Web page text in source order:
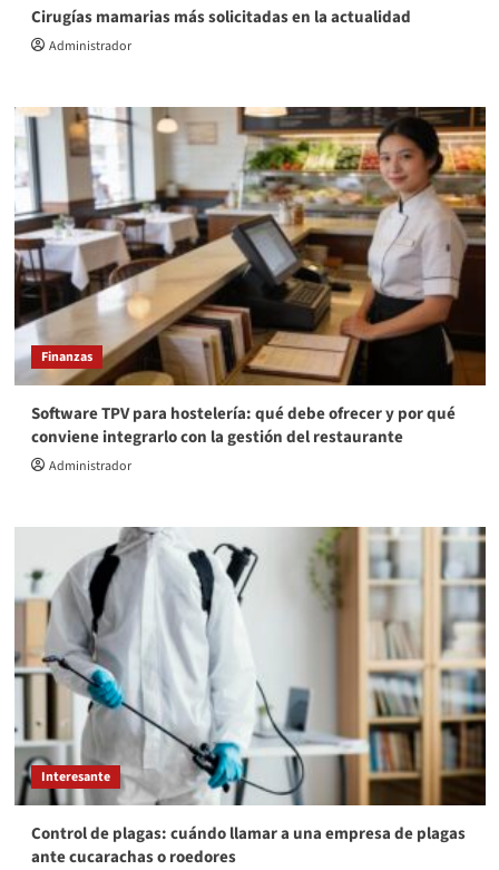
Cirugías mamarias más solicitadas en la actualidad
Administrador
Finanzas
Software TPV para hostelería: qué debe ofrecer y por qué
conviene integrarlo con la gestión del restaurante
Administrador
Interesante
Control de plagas: cuándo llamar a una empresa de plagas
ante cucarachas o roedores